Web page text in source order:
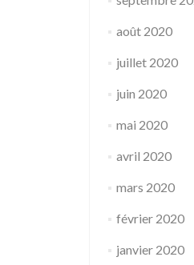
août 2020
juillet 2020
juin 2020
mai 2020
avril 2020
mars 2020
février 2020
janvier 2020